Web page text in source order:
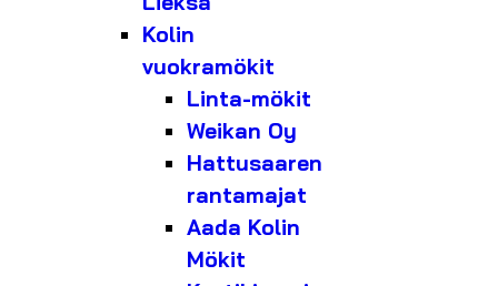
Kolin
vuokramökit
Linta-mökit
Weikan Oy
Hattusaaren
rantamajat
Aada Kolin
Mökit